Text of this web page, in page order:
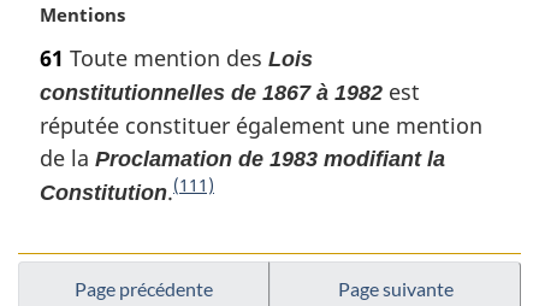
n
a
e
:
N
t
e
m
a
r
g
n
Mentions
61 Toute mention des Lois
constitutionnelles de 1867 à 1982 est
réputée constituer également une mention
de la Proclamation de 1983 modifiant la
Constitution.N
t
e
(111)
Page précédente Page suivante